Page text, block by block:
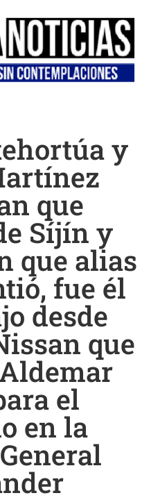
y
que
Síjín y
que alias
fue él
desde
que
el
en la